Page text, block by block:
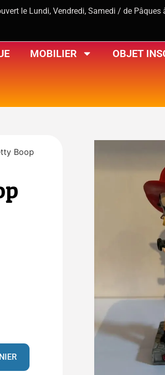
le Lundi, Vendredi, Samedi / de Pâques
MOBILIER OBJET
Boop